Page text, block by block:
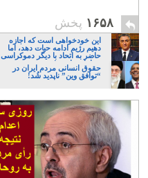
۱۶۵۸ پخش
این خودخواهی است که اجازه
دهیم رژیم ادامه حیات دهد، اما
حاضر به اتحاد با دیگر دموکراسی
خواهان نباشیم!
حقوق انسانی مردم ایران در
“توافق وین” ناپدید شُد!